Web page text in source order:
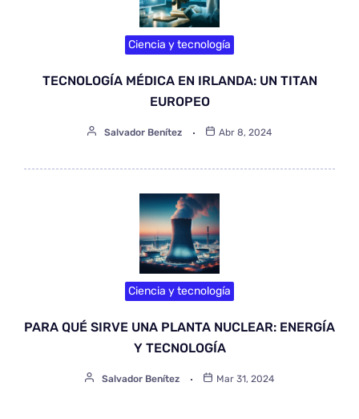
Ciencia y tecnología
TECNOLOGÍA MÉDICA EN IRLANDA: UN TITAN
EUROPEO
Salvador Benítez Abr 8, 2024
Ciencia y tecnología
PARA QUÉ SIRVE UNA PLANTA NUCLEAR: ENERGÍA
Y TECNOLOGÍA
Salvador Benítez Mar 31, 2024